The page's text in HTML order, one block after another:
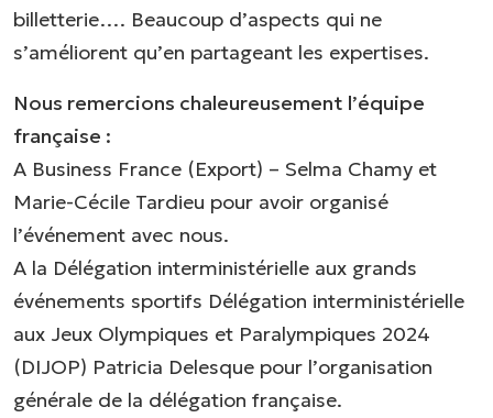
billetterie…. Beaucoup d’aspects qui ne
s’améliorent qu’en partageant les expertises.
Nous remercions chaleureusement l’équipe
française :
A Business France (Export) – Selma Chamy et
Marie-Cécile Tardieu pour avoir organisé
l’événement avec nous.
A la Délégation interministérielle aux grands
événements sportifs Délégation interministérielle
aux Jeux Olympiques et Paralympiques 2024
(DIJOP) Patricia Delesque pour l’organisation
générale de la délégation française.